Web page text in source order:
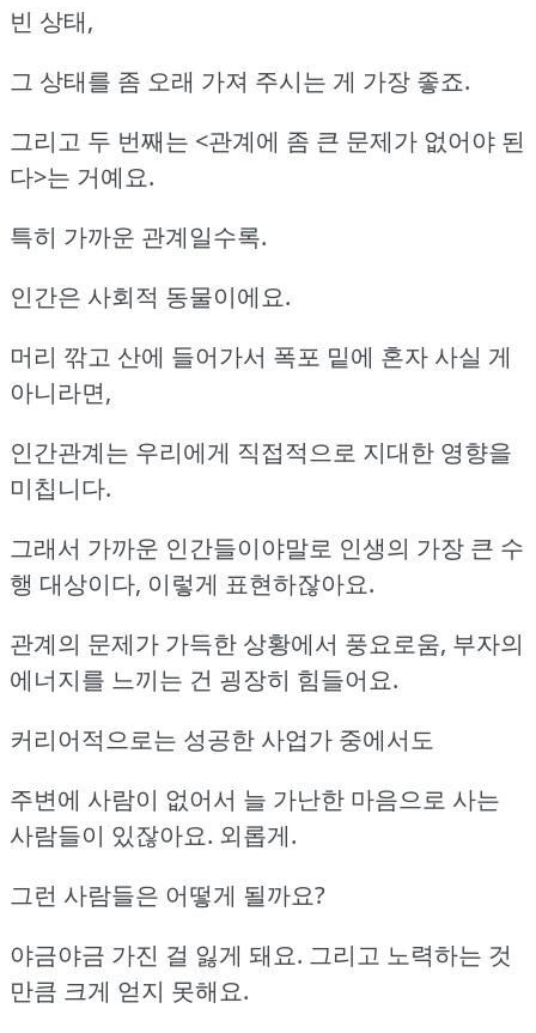
빈 상태,
그 상태를 좀 오래 가져 주시는 게 가장 좋죠.
그리고 두 번째는 <관계에 좀 큰 문제가 없어야 된
다>는 거예요.
특히 가까운 관계일수록.
인간은 사회적 동물이에요.
머리 깎고 산에 들어가서 폭포 밑에 혼자 사실 게
아니라면,
인간관계는 우리에게 직접적으로 지대한 영향을
미칩니다.
그래서 가까운 인간들이야말로 인생의 가장 큰 수
행 대상이다, 이렇게 표현하잖아요.
관계의 문제가 가득한 상황에서 풍요로움, 부자의
에너지를 느끼는 건 굉장히 힘들어요.
커리어적으로는 성공한 사업가 중에서도
주변에 사람이 없어서 늘 가난한 마음으로 사는
사람들이 있잖아요. 외롭게.
그런 사람들은 어떻게 될까요?
야금야금 가진 걸 잃게 돼요. 그리고 노력하는 것
만큼 크게 얻지 못해요.